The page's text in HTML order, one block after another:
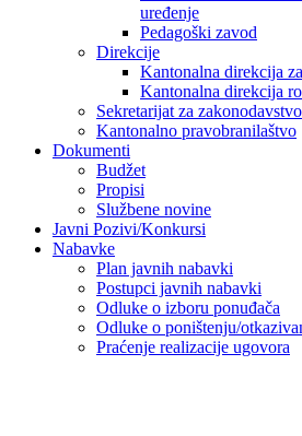
uređenje
Pedagoški zavod
Direkcije
Kantonalna direkcija
Kantonalna direkcija
Sekretarijat za zakonodavstvo
Kantonalno pravobranilaštvo
Dokumenti
Budžet
Propisi
Službene novine
Javni Pozivi/Konkursi
Nabavke
Plan javnih nabavki
Postupci javnih nabavki
Odluke o izboru ponuđača
Odluke o poništenju/
Praćenje realizacije ugovora